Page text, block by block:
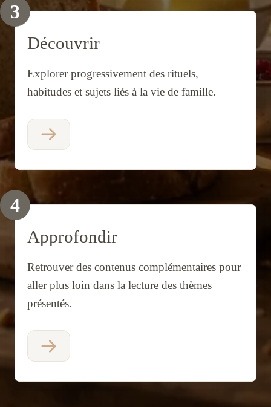
3
Découvrir
Explorer progressivement des rituels,
habitudes et sujets liés à la vie de famille.
4
Approfondir
Retrouver des contenus complémentaires pour
aller plus loin dans la lecture des thèmes
présentés.